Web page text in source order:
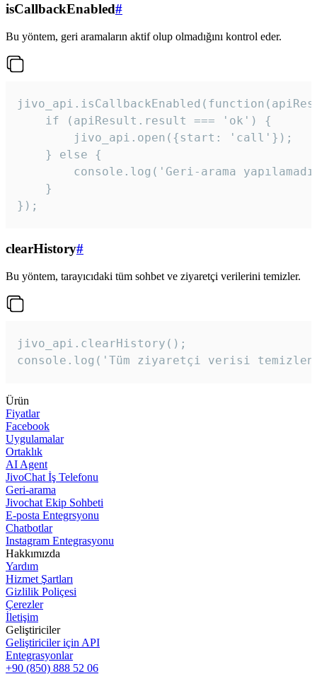
isCallbackEnabled#
Bu yöntem, geri aramaların aktif olup olmadığını kontrol eder.
    if (apiResult.result === 'ok') {
        jivo_api.open({start: 'call'});
    } else {
console.log('Geri-arama
    }
});
clearHistory#
Bu yöntem, tarayıcıdaki tüm sohbet ve ziyaretçi verilerini temizler.
jivo_api.clearHistory();
console.log('Tüm ziyaretçi verisi
Ürün
Fiyatlar
Facebook
Uygulamalar
Ortaklık
AI Agent
JivoChat İş Telefonu
Geri-arama
Jivochat Ekip Sohbeti
E-posta Entegrsyonu
Chatbotlar
Instagram Entegrasyonu
Hakkımızda
Yardım
Hizmet Şartları
Gizlilik Poliçesi
Çerezler
İletişim
Geliştiriciler
Geliştiriciler için API
Entegrasyonlar
+90 (850) 888 52 06